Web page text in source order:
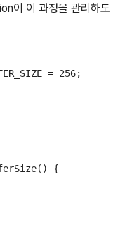
이 이 과정을 관리하도
= 256;
{